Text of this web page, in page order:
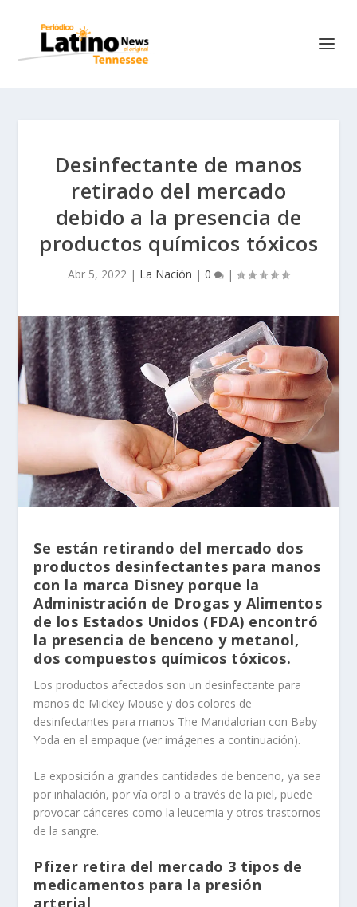
Desinfectante de manos
retirado del mercado
debido a la presencia de
productos químicos tóxicos
Abr 5, 2022 | La Nación | 0 |
Se están retirando del mercado dos
productos desinfectantes para manos
con la marca Disney porque la
Administración de Drogas y Alimentos
de los Estados Unidos (FDA) encontró
la presencia de benceno y metanol,
dos compuestos químicos tóxicos.
Los productos afectados son un desinfectante para
manos de Mickey Mouse y dos colores de
desinfectantes para manos The Mandalorian con Baby
Yoda en el empaque (ver imágenes a continuación).
La exposición a grandes cantidades de benceno, ya sea
por inhalación, por vía oral o a través de la piel, puede
provocar cánceres como la leucemia y otros trastornos
de la sangre.
Pfizer retira del mercado 3 tipos de
medicamentos para la presión